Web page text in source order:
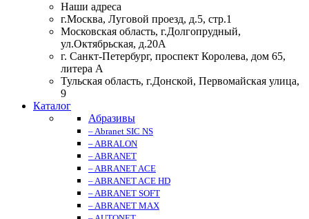
Наши адреса
г.Москва, Луговой проезд, д.5, стр.1
Московская область, г.Долгопрудный,
ул.Октябрьская, д.20А
г. Санкт-Петербург, проспект Королева, дом 65,
литера А
Тульская область, г.Донской, Первомайская улица,
9
Каталог
Абразивы
– Abranet SIC NS
– ABRALON
– ABRANET
– ABRANET ACE
– ABRANET ACE HD
– ABRANET SOFT
– ABRANET MAX